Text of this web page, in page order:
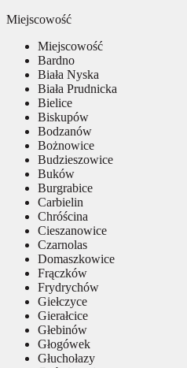
Miejscowość
Miejscowość
Bardno
Biała Nyska
Biała Prudnicka
Bielice
Biskupów
Bodzanów
Bożnowice
Budzieszowice
Buków
Burgrabice
Carbielin
Chróścina
Cieszanowice
Czarnolas
Domaszkowice
Frączków
Frydrychów
Giełczyce
Gierałcice
Głebinów
Głogówek
Głuchołazy